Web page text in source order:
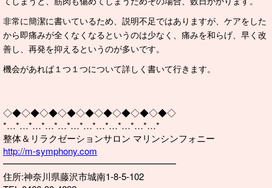
非常に簡潔に書いているため、説明不足ではありますが、ケアをした
から即痛みが全くなくなるというのは少なく、痛みを和らげ、早く改
善し、再発を抑えるというのが多いです。
機会があれば１つ１つについて詳しく書いて行きます。
◇◆◇◆◇◆◇◆◇◆◇◆◇◆◇◆◇◆◇
*…*…*…*…*…*…*…*…*…*…*…*…*
整体＆リラクゼーションサロン マリンシンフォニー
http://m-symphony.com
━━━━━━━━━━━━━━━━━━━
住所:神奈川県藤沢市城南1-8-5-102